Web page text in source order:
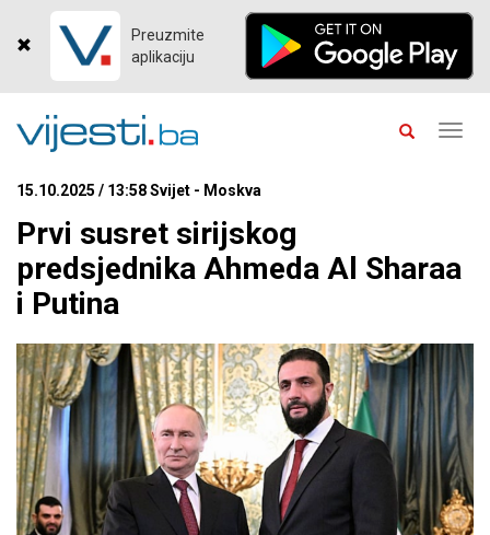
Preuzmite
aplikaciju
15.10.2025 / 13:58 Svijet - Moskva
Prvi susret sirijskog
predsjednika Ahmeda Al Sharaa
i Putina